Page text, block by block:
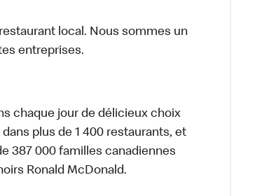
Santé et
local. Nous sommes un
entreprises.
chaque jour de délicieux choix
plus de 1 400 restaurants, et
387 000 familles canadiennes
Ronald McDonald.